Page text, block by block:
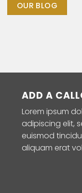
OUR BLOG
ADD A
Lorem ipsum
adipiscing elit,
euismod
aliquam erat